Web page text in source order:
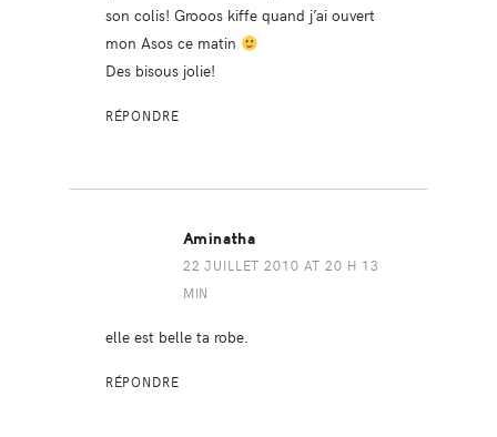
son colis! Grooos kiffe quand j’ai ouvert
mon Asos ce matin
Des bisous jolie!
RÉPONDRE
Aminatha
22 JUILLET 2010 AT 20 H 13
MIN
elle est belle ta robe.
RÉPONDRE